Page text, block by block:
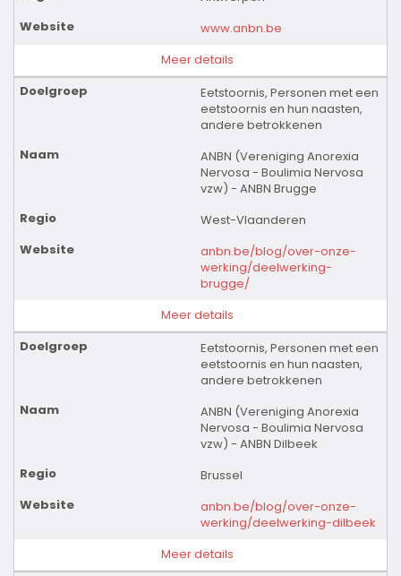
www.anbn.be
Meer details
Eetstoornis, Personen met een
eetstoornis en hun naasten,
andere betrokkenen
ANBN (Vereniging Anorexia
Nervosa - Boulimia Nervosa
vzw) - ANBN Brugge
West-Vlaanderen
anbn.be/blog/over-onze-
werking/deelwerking-
brugge/
Meer details
Eetstoornis, Personen met een
eetstoornis en hun naasten,
andere betrokkenen
ANBN (Vereniging Anorexia
Nervosa - Boulimia Nervosa
vzw) - ANBN Dilbeek
Brussel
anbn.be/blog/over-onze-
werking/deelwerking-dilbeek
Meer details